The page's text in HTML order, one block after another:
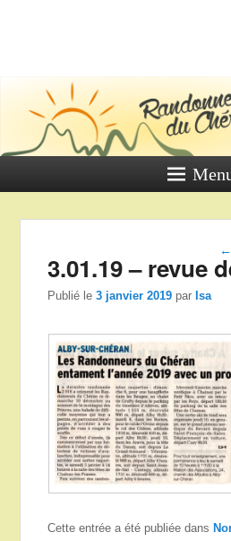
←
3.01.19 – revue
Publié le3 janvier 2019 parIsa
Cette entrée a été publiée dans